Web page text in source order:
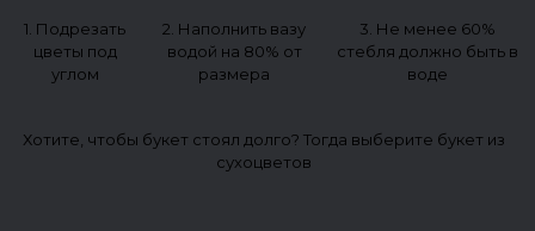
1. Подрезать
цветы под
углом
2. Наполнить вазу
водой на 80% от
размера
3. Не менее 60%
стебля должно быть в
воде
Хотите, чтобы букет стоял долго? Тогда выберите букет из
сухоцветов